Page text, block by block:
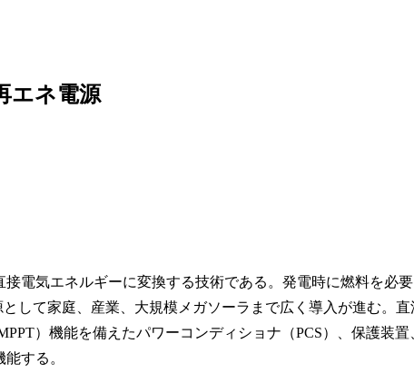
エネ電源
電気エネルギーに変換する技術である。発電時に燃料を必要
して家庭、産業、大規模メガソーラまで広く導入が進む。直
）機能を備えたパワーコンディショナ（PCS）、保護装置
する。